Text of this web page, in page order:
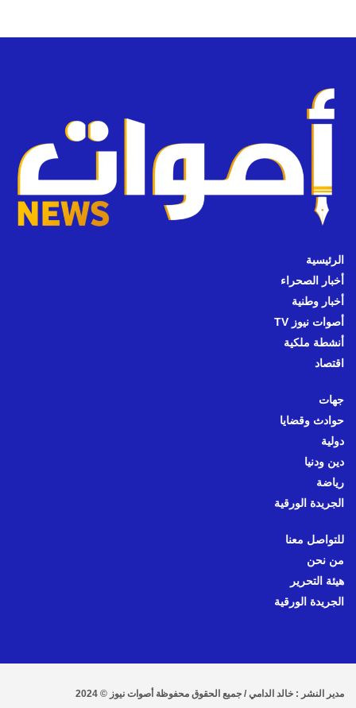
الرئيسية
أخبار الصحراء
أخبار وطنية
أصوات نيوز TV
أنشطة ملكية
اقتصاد
جهات
حوادث وقضايا
دولية
دين ودنيا
رياضة
الجريدة الورقية
للتواصل معنا
من نحن
هيئة التحرير
الجريدة الورقية
مدير النشر : خالد الدامي / جميع الحقوق محفوظة أصوات نيوز © 2024